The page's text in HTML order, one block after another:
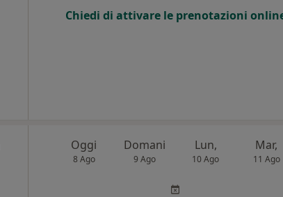
Chiedi di attivare le prenotazioni
Oggi
8 Ago
Domani
9 Ago
Lun,
10 Ago
Mar,
11 Ago